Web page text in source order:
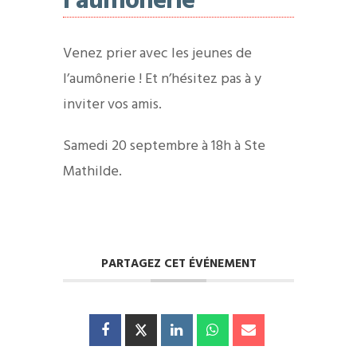
Venez prier avec les jeunes de
l’aumônerie ! Et n’hésitez pas à y
inviter vos amis.
Samedi 20 septembre à 18h à Ste
Mathilde.
PARTAGEZ CET ÉVÉNEMENT